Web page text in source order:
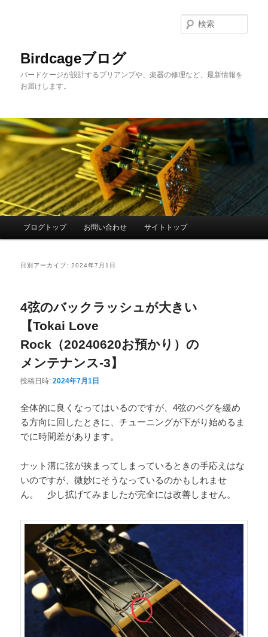
へ
移
動
移
動
Birdcageブログ
バードケージが設計するプリアンプや、楽器の修理など、最新情報を
お届けします。
索
イ
ブログトップ お問い合わせ サイトトップ
日別アーカイブ:2024年7月1日
4弦のバックラッシュが大きい
【Tokai Love
Rock（20240620お預かり）の
メンテナンス-3】
投稿日時:2024年7月1日
全体的に良くなってはいるのですが、4弦のペグを緩め
る方向に回したときに、チューニングが下がり始めるま
でに時間差があります。
ナット溝に弦が挟まってしまっているときの手応えはな
いのですが、微妙にそうなっているのかもしれませ
ん。 少し拡げてみましたが完全には改善しません。